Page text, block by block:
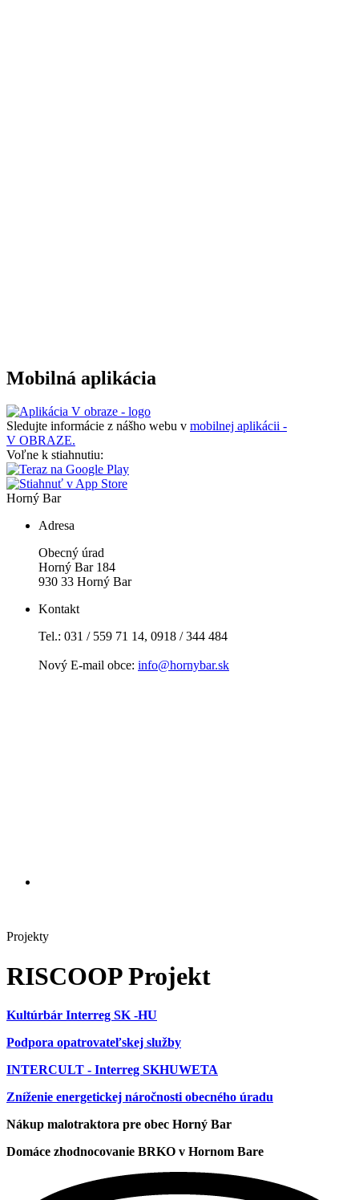
Mobilná aplikácia
Sledujte informácie z nášho webu v mobilnej aplikácii -
V OBRAZE.
Voľne k stiahnutiu:
Horný Bar
Adresa
Obecný úrad
Horný Bar 184
930 33 Horný Bar
Kontakt
Tel.: 031 / 559 71 14, 0918 / 344 484
Nový E-mail obce: info@hornybar.sk
Projekty
RISCOOP Projekt
Kultúrbár Interreg SK -HU
Podpora opatrovateľskej služby
INTERCULT - Interreg SKHUWETA
Zníženie energetickej náročnosti obecného úradu
Nákup malotraktora pre obec Horný Bar
Domáce zhodnocovanie BRKO v Hornom Bare